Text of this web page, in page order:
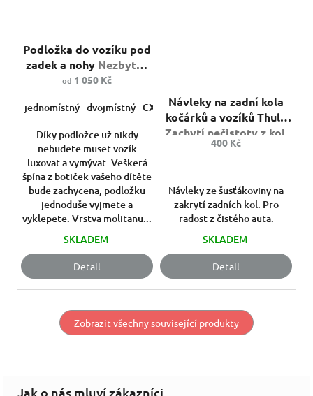
hodnocení
produktu
je
z
hvězdiček.
Podložka do vozíku pod
zadek a nohy Nezbytná
vychytávka pro váš
od 1 050 Kč
jednomístný dvojmístný CX1
Díky podložce už nikdy
nebudete muset vozík
luxovat a vymývat. Veškerá
špína z botiček vašeho dítěte
bude zachycena, podložku
jednoduše vyjmete a
vyklepete. Vrstva molitanu...
SKLADEM
Detail
produktu
je
5,0
z
Návleky na zadní kola
kočárků a vozíků Thule
Zachytí nečistoty z kol,
když potřebujete
400 Kč
Návleky ze šusťákoviny na
zakrytí zadních kol. Pro
radost z čistého auta.
SKLADEM
Detail
Zobrazit všechny související produkty